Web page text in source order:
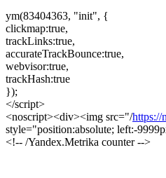
ym(83404363, "init", {
clickmap:true,
trackLinks:true,
accurateTrackBounce:true,
webvisor:true,
trackHash:true
});
</script>
<noscript><div><img src="/https://
style="position:absolute; left:-
<!-- /Yandex.Metrika counter -->